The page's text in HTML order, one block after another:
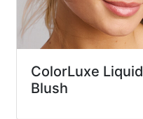
ColorLuxe Liquid
Blush